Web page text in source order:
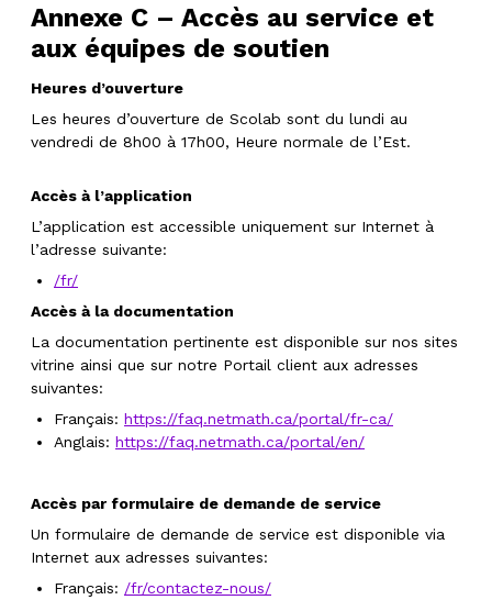
Annexe C – Accès au service et
aux équipes de soutien
Heures d’ouverture
Les heures d’ouverture de Scolab sont du lundi au
vendredi de 8h00 à 17h00, Heure normale de l’Est.
Accès à l’application
L’application est accessible uniquement sur Internet à
l’adresse suivante:
/fr/
Accès à la documentation
La documentation pertinente est disponible sur nos sites
vitrine ainsi que sur notre Portail client aux adresses
suivantes:
Français: https://faq.netmath.ca/portal/fr-ca/
Anglais: https://faq.netmath.ca/portal/en/
Accès par formulaire de demande de service
Un formulaire de demande de service est disponible via
Internet aux adresses suivantes:
Français: /fr/contactez-nous/